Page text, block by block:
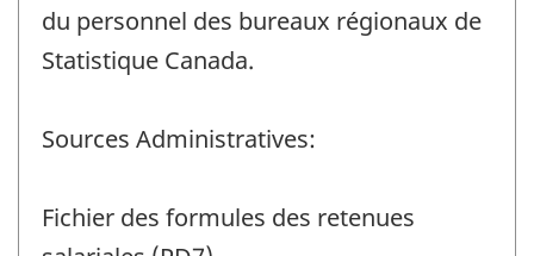
du personnel des bureaux régionaux de
Statistique Canada.
Sources Administratives:
Fichier des formules des retenues